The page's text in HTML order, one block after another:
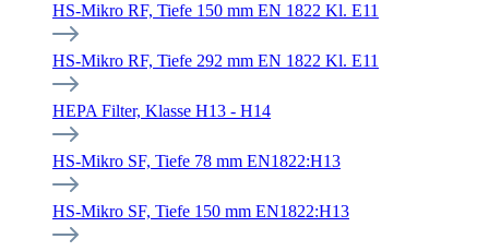
HS-Mikro RF, Tiefe 150 mm EN 1822 Kl. E11
HS-Mikro RF, Tiefe 292 mm EN 1822 Kl. E11
HEPA Filter, Klasse H13 - H14
HS-Mikro SF, Tiefe 78 mm EN1822:H13
HS-Mikro SF, Tiefe 150 mm EN1822:H13